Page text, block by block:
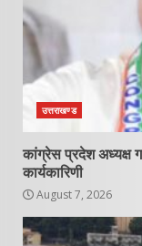
उत्तराखण्ड
कांग्रेस प्रदेश अध्यक्ष
कार्यकारिणी
August 7, 2026